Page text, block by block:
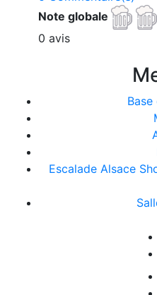
Note globale
0 avis
Escalade Alsace